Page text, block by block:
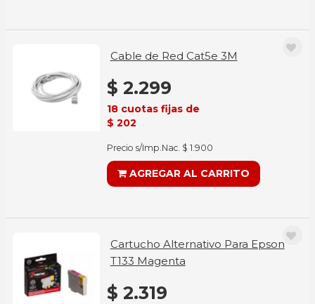
Cable de Red Cat5e 3M
$ 2.299
18 cuotas fijas de
$ 202
Precio s/Imp.Nac. $ 1.900
AGREGAR AL CARRITO
Cartucho Alternativo Para Epson
T133 Magenta
$ 2.319